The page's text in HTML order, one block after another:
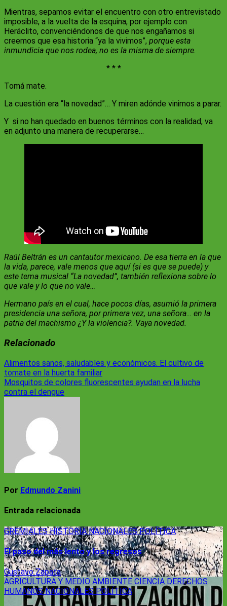
Mientras, sepamos evitar el encuentro con otro entrevistado
imposible, a la vuelta de la esquina, por ejemplo con
Heráclito, convenciéndonos de que nos engañamos si
creemos que esa historia “ya la vivimos”, porque esta
inmundicia que nos rodea, no es la misma de siempre.
* * *
Tomá mate.
La cuestión era “la novedad”… Y miren adónde vinimos a parar.
Y si no han quedado en buenos términos con la realidad, va
en adjunto una manera de recuperarse…
Raúl Beltrán es un cantautor mexicano. De esa tierra en la que
la vida, parece, vale menos que aquí (si es que se puede) y
este tema musical “La novedad”, también reflexiona sobre lo
que vale y lo que no vale…
Hermano país en el cual, hace pocos días, asumió la primera
presidencia una señora, por primera vez, una señora… en la
patria del machismo ¿Y la violencia?. Vaya novedad.
Relacionado
Navegación
de
entradas
Alimentos sanos, saludables y económicos. El cultivo de
tomate en la huerta familiar
Mosquitos de colores fluorescentes ayudan en la lucha
contra el dengue
Por Edmundo Zanini
Entrada relacionada
GREMIALESHISTORIANACIONALESPOLÍTICA
El paso del más lento y los regresos
Gustavo Zapata
AGRICULTURA Y MEDIO AMBIENTE CIENCIA DERECHOS
HUMANOSNACIONALES POLÍTICA